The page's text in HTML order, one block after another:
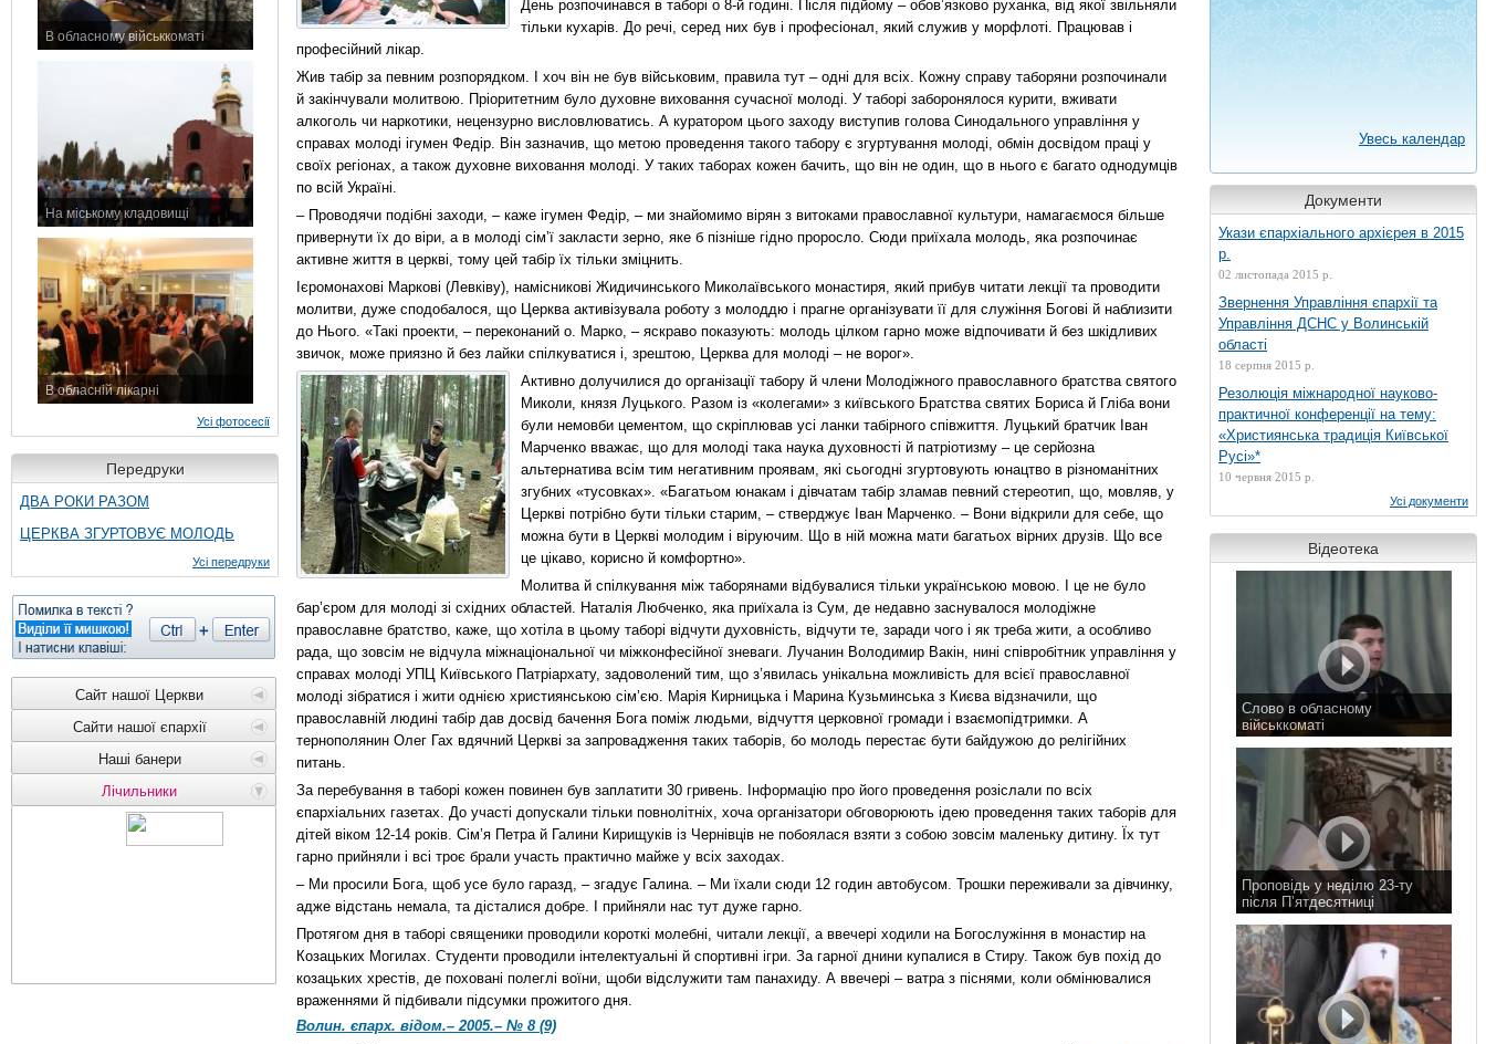
В обласному військкоматі
На міському кладовищі
В обласній лікарні
Усі фотосесії
Передруки
ДВА РОКИ РАЗОМ
ЦЕРКВА ЗГУРТОВУЄ МОЛОДЬ
Усі передруки
Сайт нашої Церкви
Сайти нашої єпархії
Наші банери
Лічильники
День розпочинався в таборі о 8-й годині. Після підйому – обов’язково руханка, від якої звільняли
тільки кухарів. До речі, серед них був і професіонал, який служив у морфлоті. Працював і
професійний лікар.
Жив табір за певним розпорядком. І хоч він не був військовим, правила тут – одні для всіх. Кожну справу таборяни розпочинали
й закінчували молитвою. Пріоритетним було духовне виховання сучасної молоді. У таборі заборонялося курити, вживати
алкоголь чи наркотики, нецензурно висловлюватись. А куратором цього заходу виступив голова Синодального управління у
справах молоді ігумен Федір. Він зазначив, що метою проведення такого табору є згуртування молоді, обмін досвідом праці у
своїх регіонах, а також духовне виховання молоді. У таких таборах кожен бачить, що він не один, що в нього є багато однодумців
по всій Україні.
– Проводячи подібні заходи, – каже ігумен Федір, – ми зна­йомимо вірян з витоками православної культури, намагаємося більше
привернути їх до віри, а в молоді сім’ї закласти зерно, яке б пізніше гідно проросло. Сюди приїхала молодь, яка розпочинає
активне життя в церкві, тому цей табір їх тільки зміцнить.
Ієромонахові Маркові (Левківу), намісникові Жидичинського Миколаївського монастиря, який прибув читати лекції та проводити
молитви, дуже сподобалося, що Церква активізувала роботу з молоддю і прагне організувати її для служіння Богові й наблизити
до Нього. «Такі проекти, – переконаний о. Марко, – яскраво показують: молодь цілком гарно може відпочивати й без шкідливих
звичок, може приязно й без лайки спілкуватися і, зрештою, Церква для молоді – не ворог».
Активно долучилися до організації табору й члени Молодіжного православного братства святого
Миколи, князя Луцького. Разом із «колегами» з київського Братства святих Бориса й Гліба вони
були немовби цементом, що скріплював усі ланки табірного співжиття. Луцький братчик Іван
Марченко вважає, що для молоді така наука духовності й патріотизму – це серйозна
альтернатива всім тим негативним проявам, які сьогодні згуртовують юнацтво в різноманітних
згубних «тусовках». «Багатьом юнакам і дівчатам табір зламав певний стереотип, що, мовляв, у
Церкві потрібно бути тільки старим, – стверджує Іван Марченко. – Вони відкрили для себе, що
можна бути в Церкві молодим і віруючим. Що в ній можна мати багатьох вірних друзів. Що все
це цікаво, корисно й комфортно».
Молитва й спілкування між таборянами відбувалися тільки українською мовою. І це не було
бар’єром для молоді зі східних областей. Наталія Любченко, яка приїхала із Сум, де недавно заснувалося молодіжне
православне братство, каже, що хотіла в цьому таборі відчути духовність, відчути те, заради чого і як треба жити, а особливо
рада, що зовсім не відчула міжнаціональної чи міжконфесійної зневаги. Лучанин Володимир Вакін, нині співробітник управління у
справах молоді УПЦ Київського Патріархату, задоволений тим, що з’явилась унікальна можливість для всієї православної
молоді зібратися і жити однією християнською сім’єю. Марія Кирницька і Марина Кузьминська з Києва відзначили, що
православній людині табір дав досвід бачення Бога поміж людьми, відчуття церковної громади і взаємопідтримки. А
тернополянин Олег Гах вдячний Церкві за запровадження таких таборів, бо молодь перестає бути байдужою до релігійних
питань.
За перебування в таборі кожен повинен був заплатити 30 гривень. Інформацію про його проведення розіслали по всіх
єпархіальних газетах. До участі допускали тільки повнолітніх, хоча організатори обговорюють ідею проведення таких таборів для
дітей віком 12-14 років. Сім’я Петра й Галини Кирищуків із Чернівців не побоялася взяти з собою зовсім маленьку дитину. Їх тут
гарно прийняли і всі троє брали участь практично майже у всіх заходах.
– Ми просили Бога, щоб усе було гаразд, – згадує Галина. – Ми їхали сюди 12 годин автобусом. Трошки переживали за дівчинку,
адже відстань немала, та дісталися добре. І прийняли нас тут дуже гарно.
Протягом дня в таборі священики проводили короткі молебні, читали лекції, а ввечері ходили на Богослужіння в монастир на
Козацьких Могилах. Студенти проводили інтелектуальні й спортивні ігри. За гарної днини купалися в Стиру. Також був похід до
козацьких хрестів, де поховані полеглі воїни, щоби відслужити там панахиду. А ввечері – ватра з піснями, коли обмінювалися
враженнями й підбивали підсумки прожитого дня.
Волин. єпарх. відом.– 2005.– № 8 (9)
Увесь календар
Документи
Укази єпархіального архієрея в 2015
р.
02 листопада 2015 р.
Звернення Управління єпархії та
Управління ДСНС у Волинській
області
18 серпня 2015 р.
Резолюція міжнародної науково-
практичної конференції на тему:
«Християнська традиція Київської
Русі»*
10 червня 2015 р.
Усі документи
Відеотека
Слово в обласному
військкоматі
Проповідь у неділю 23-ту
після П’ятдесятниці